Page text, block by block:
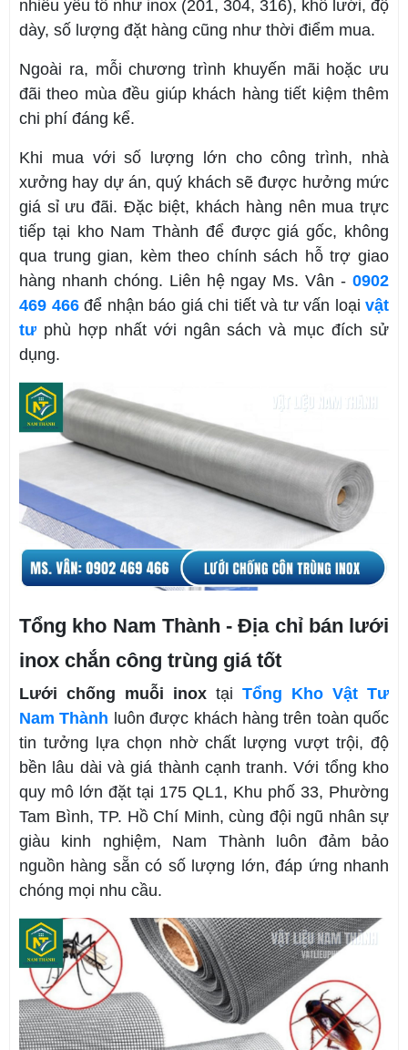
nhiều yếu tố như inox (201, 304, 316), khổ lưới, độ
dày, số lượng đặt hàng cũng như thời điểm mua.
Ngoài ra, mỗi chương trình khuyến mãi hoặc ưu
đãi theo mùa đều giúp khách hàng tiết kiệm thêm
chi phí đáng kể.
Khi mua với số lượng lớn cho công trình, nhà
xưởng hay dự án, quý khách sẽ được hưởng mức
giá sỉ ưu đãi. Đặc biệt, khách hàng nên mua trực
tiếp tại kho Nam Thành để được giá gốc, không
qua trung gian, kèm theo chính sách hỗ trợ giao
hàng nhanh chóng. Liên hệ ngay Ms. Vân - 0902
469 466để nhận báo giá chi tiết và tư vấn loại vật
tư phù hợp nhất với ngân sách và mục đích sử
dụng.
Tổng kho Nam Thành - Địa chỉ bán lưới
inox chắn công trùng giá tốt
Lưới chống muỗi inox tại Tổng Kho Vật Tư
Nam Thành luôn được khách hàng trên toàn quốc
tin tưởng lựa chọn nhờ chất lượng vượt trội, độ
bền lâu dài và giá thành cạnh tranh. Với tổng kho
quy mô lớn đặt tại 175 QL1, Khu phố 33, Phường
Tam Bình, TP. Hồ Chí Minh, cùng đội ngũ nhân sự
giàu kinh nghiệm, Nam Thành luôn đảm bảo
nguồn hàng sẵn có số lượng lớn, đáp ứng nhanh
chóng mọi nhu cầu.